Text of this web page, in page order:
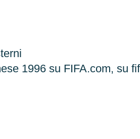
1996 su FIFA.com, su